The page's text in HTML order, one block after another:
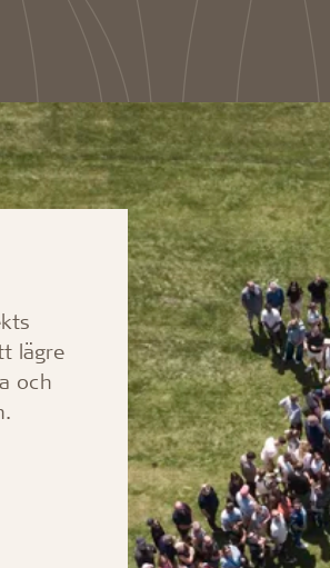
Förvaring av Troldtekt® akustikplattor
före montering
Montering av Troldtekt
Bearbetning av Troldtekt
Rengöring, målning och reparation av
Troldtekt
Robust och långlivad
Läng livslängd
Fuktbeständighet
Bollskott
lägre
och